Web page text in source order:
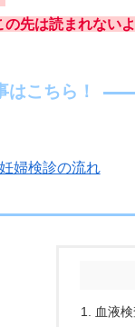
先は読まれないよ
こちら！
婦検診の流れ
血液